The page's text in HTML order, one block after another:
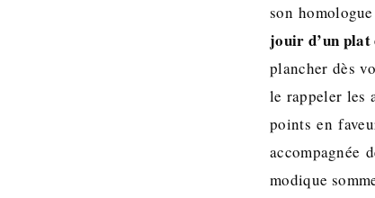
son
jouir d’un plat
plancher dès
le rappeler les
points en
accompagnée
modique